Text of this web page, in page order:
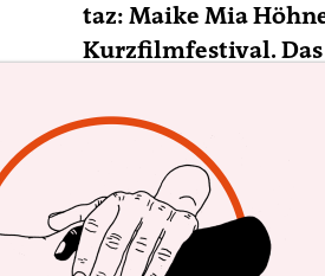
taz: Maike Mia
Kurzfilmfestival. Das
wieder ein richtiges
Maike Mia Höhne:
sein, in den Kinos die
Festivalzentrum zu